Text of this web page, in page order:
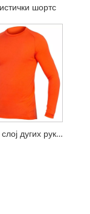
шортс
Основни слој дугих рукава